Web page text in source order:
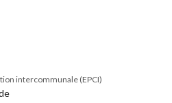
intercommunale (EPCI)